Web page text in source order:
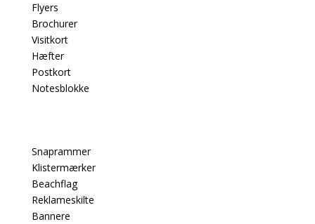
Flyers
Brochurer
Visitkort
Hæfter
Postkort
Notesblokke
Snaprammer
Klistermærker
Beachflag
Reklameskilte
Bannere